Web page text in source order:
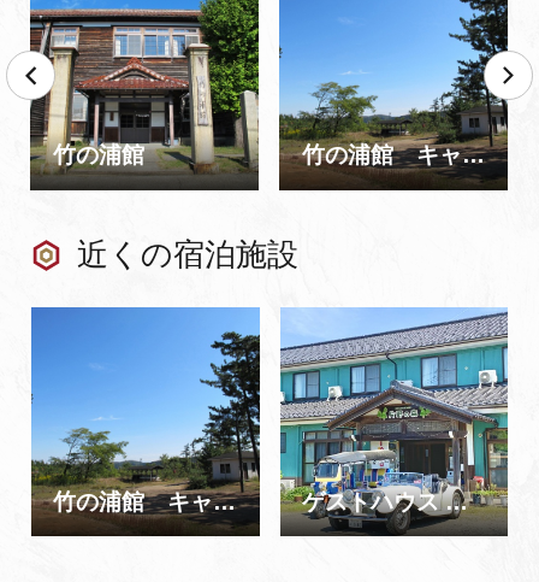
竹の浦館 竹の浦館 キャンプ場（閉鎖）
近くの宿泊施設
竹の浦館 キャンプ場（閉鎖） ゲストハウス 片野の森 オートキャンプ場